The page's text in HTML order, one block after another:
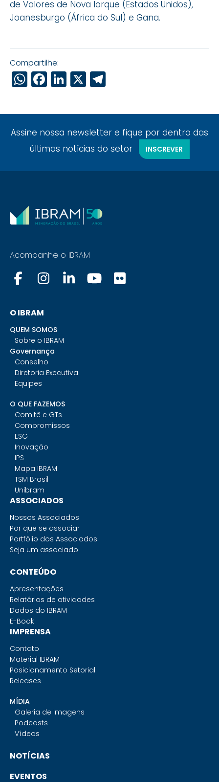
de Valores de Nova Iorque (Estados Unidos),
Joanesburgo (África do Sul) e Gana.
Compartilhe:
WhatsApp
Facebook
LinkedIn
X
Assine nossa newsletter e fique por dentro das
últimas notícias do setor
INSCREVER
Acompanhe o IBRAM
O IBRAM
QUEM SOMOS
Sobre o IBRAM
Governança
Conselho
Diretoria Executiva
Equipes
O QUE FAZEMOS
Comitê e GTs
Compromissos
ESG
Inovação
IPS
Mapa IBRAM
TSM Brasil
Unibram
ASSOCIADOS
Nossos Associados
Por que se associar
Portfólio dos Associados
Seja um associado
CONTEÚDO
Apresentações
Relatórios de atividades
Dados do IBRAM
E-Book
IMPRENSA
Contato
Material IBRAM
Posicionamento Setorial
Releases
MÍDIA
Galeria de imagens
Podcasts
Vídeos
NOTÍCIAS
EVENTOS